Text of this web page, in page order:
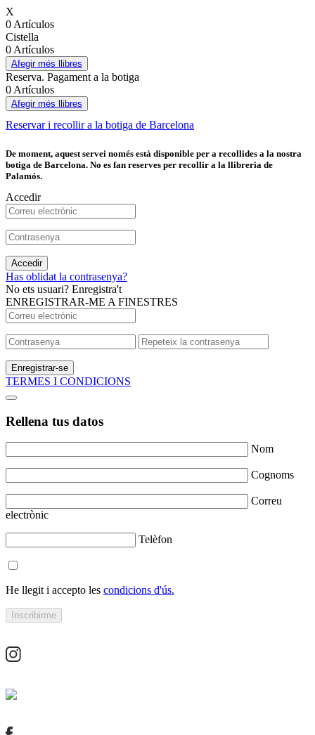
X
0 Artículos
Cistella
0 Artículos
Afegir més llibres
Reserva. Pagament a la botiga
0 Artículos
Afegir més llibres
Reservar i recollir a la botiga de Barcelona
De moment, aquest servei només està disponible per a recollides a la nostra
botiga de Barcelona. No es fan reserves per recollir a la llibreria de
Palamós.
Accedir
Accedir
Has oblidat la contrasenya?
No ets usuari? Enregistra't
ENREGISTRAR-ME A FINESTRES
Enregistrar-se
TERMES I CONDICIONS
Rellena tus datos
Nom
Cognoms
Correu
electrònic
Telèfon
He llegit i accepto les condicions d'ús.